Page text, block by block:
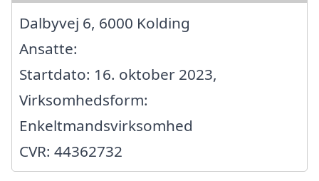
Dalbyvej 6, 6000 Kolding
Ansatte:
Startdato: 16. oktober 2023,
Virksomhedsform:
Enkeltmandsvirksomhed
CVR: 44362732